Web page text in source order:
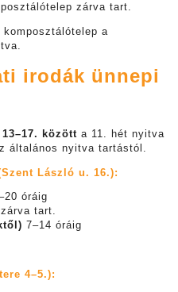
zárva tart.
komposztálótelep a
irodák ünnepi
közötta 11. hét nyitva
általános nyitva tartástól.
László u. 16.):
óráig
zárva tart.
7–14 óráig
4–5.):